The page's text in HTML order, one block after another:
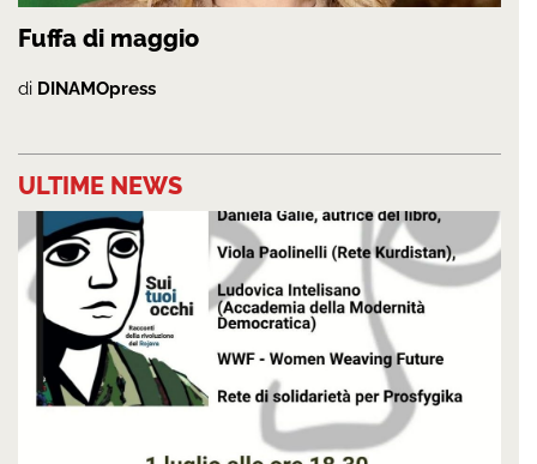
Fuffa di maggio
di DINAMOpress
ULTIME NEWS